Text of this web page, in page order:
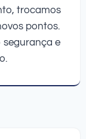
trocamos
pontos.
segurança e